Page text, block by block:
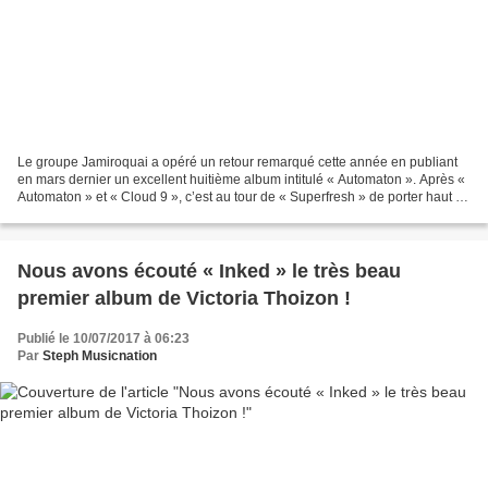
Le groupe Jamiroquai a opéré un retour remarqué cette année en publiant
en mars dernier un excellent huitième album intitulé « Automaton ». Après «
Automaton » et « Cloud 9 », c’est au tour de « Superfresh » de porter haut et
Nous avons écouté « Inked » le très beau
premier album de Victoria Thoizon !
Publié le 10/07/2017 à 06:23
Par Steph Musicnation